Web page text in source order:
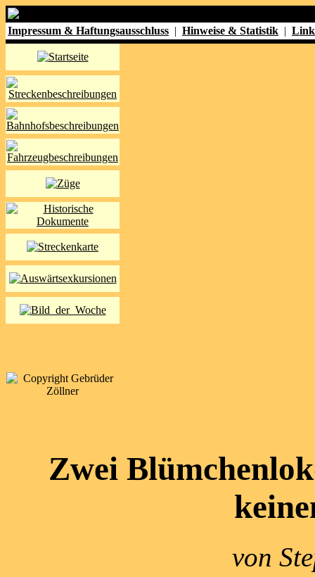
Impressum & Haftungsausschluss | Hinweise & Statistik |
Zwei
von